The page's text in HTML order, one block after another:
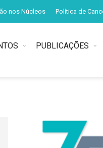
nos Núcleos Política de
PUBLICAÇÕES